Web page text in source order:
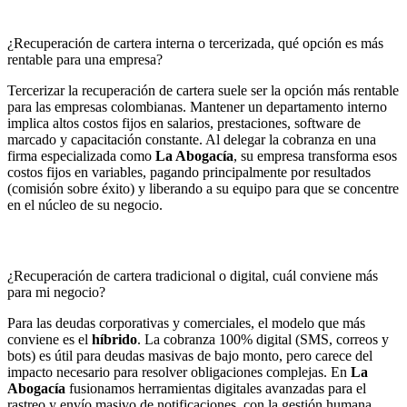
¿Recuperación de cartera interna o tercerizada, qué opción es más
rentable para una empresa?
Tercerizar la recuperación de cartera suele ser la opción más rentable
para las empresas colombianas. Mantener un departamento interno
implica altos costos fijos en salarios, prestaciones, software de
marcado y capacitación constante. Al delegar la cobranza en una
firma especializada como La Abogacía, su empresa transforma esos
costos fijos en variables, pagando principalmente por resultados
(comisión sobre éxito) y liberando a su equipo para que se concentre
en el núcleo de su negocio.
¿Recuperación de cartera tradicional o digital, cuál conviene más
para mi negocio?
Para las deudas corporativas y comerciales, el modelo que más
conviene es el híbrido. La cobranza 100% digital (SMS, correos y
bots) es útil para deudas masivas de bajo monto, pero carece del
impacto necesario para resolver obligaciones complejas. En La
Abogacía fusionamos herramientas digitales avanzadas para el